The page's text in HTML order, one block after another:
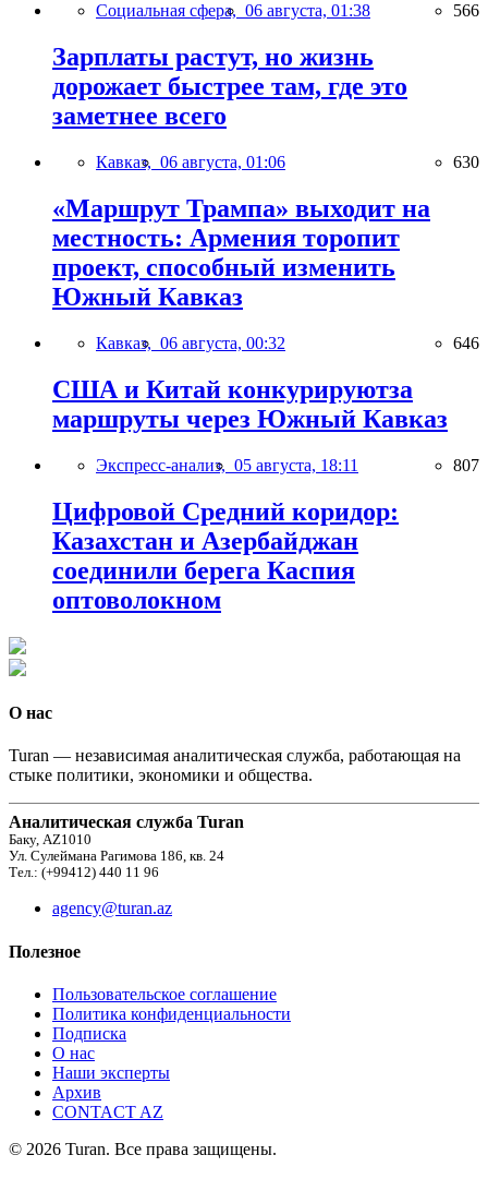
Социальная сфера, 06 августа, 01:38 566
Зарплаты растут, но жизнь
дорожает быстрее там, где это
заметнее всего
Кавказ, 06 августа, 01:06 630
«Маршрут Трампа» выходит на
местность: Армения торопит
проект, способный изменить
Южный Кавказ
Кавказ, 06 августа, 00:32 646
США и Китай конкурируютза
маршруты через Южный Кавказ
Экспресс-анализ, 05 августа, 18:11 807
Цифровой Средний коридор:
Казахстан и Азербайджан
соединили берега Каспия
оптоволокном
О нас
Turan — независимая аналитическая служба, работающая на
стыке политики, экономики и общества.
Аналитическая служба Turan
Баку, AZ1010
Ул. Сулеймана Рагимова 186, кв. 24
Тел.: (+99412) 440 11 96
agency@turan.az
Полезное
Пользовательское соглашение
Политика конфиденциальности
Подписка
О нас
Наши эксперты
Архив
CONTACT AZ
© 2026 Turan. Все права защищены.